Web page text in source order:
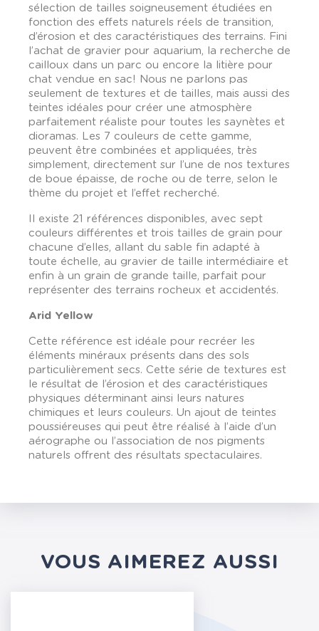
sélection de tailles soigneusement étudiées en
fonction des effets naturels réels de transition,
d’érosion et des caractéristiques des terrains. Fini
l’achat de gravier pour aquarium, la recherche de
cailloux dans un parc ou encore la litière pour
chat vendue en sac! Nous ne parlons pas
seulement de textures et de tailles, mais aussi des
teintes idéales pour créer une atmosphère
parfaitement réaliste pour toutes les saynètes et
dioramas. Les 7 couleurs de cette gamme,
peuvent être combinées et appliquées, très
simplement, directement sur l’une de nos textures
de boue épaisse, de roche ou de terre, selon le
thème du projet et l’effet recherché.
Il existe 21 références disponibles, avec sept
couleurs différentes et trois tailles de grain pour
chacune d’elles, allant du sable fin adapté à
toute échelle, au gravier de taille intermédiaire et
enfin à un grain de grande taille, parfait pour
représenter des terrains rocheux et accidentés.
Arid Yellow
Cette référence est idéale pour recréer les
éléments minéraux présents dans des sols
particulièrement secs. Cette série de textures est
le résultat de l’érosion et des caractéristiques
physiques déterminant ainsi leurs natures
chimiques et leurs couleurs. Un ajout de teintes
poussiéreuses qui peut être réalisé à l’aide d’un
aérographe ou l’association de nos pigments
naturels offrent des résultats spectaculaires.
VOUS AIMEREZ AUSSI